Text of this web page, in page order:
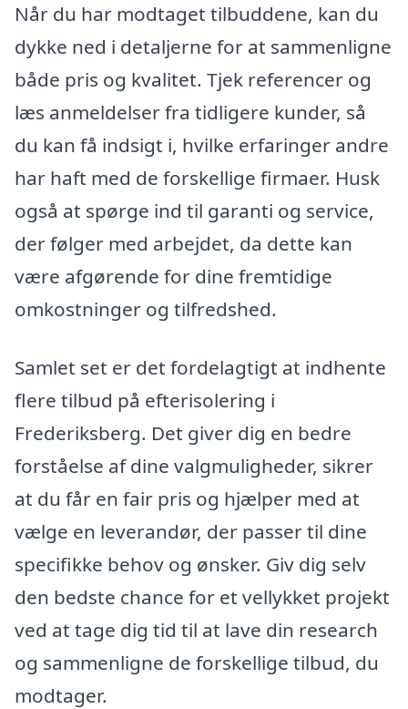
Når du har modtaget tilbuddene, kan du
dykke ned i detaljerne for at sammenligne
både pris og kvalitet. Tjek referencer og
læs anmeldelser fra tidligere kunder, så
du kan få indsigt i, hvilke erfaringer andre
har haft med de forskellige firmaer. Husk
også at spørge ind til garanti og service,
der følger med arbejdet, da dette kan
være afgørende for dine fremtidige
omkostninger og tilfredshed.
Samlet set er det fordelagtigt at indhente
flere tilbud på efterisolering i
Frederiksberg. Det giver dig en bedre
forståelse af dine valgmuligheder, sikrer
at du får en fair pris og hjælper med at
vælge en leverandør, der passer til dine
specifikke behov og ønsker. Giv dig selv
den bedste chance for et vellykket projekt
ved at tage dig tid til at lave din research
og sammenligne de forskellige tilbud, du
modtager.